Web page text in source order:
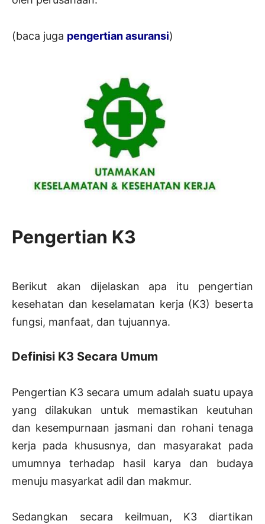
(baca juga pengertian asuransi)
Pengertian K3
Berikut akan dijelaskan apa itu pengertian
kesehatan dan keselamatan kerja (K3) beserta
fungsi, manfaat, dan tujuannya.
Definisi K3 Secara Umum
Pengertian K3 secara umum adalah suatu upaya
yang dilakukan untuk memastikan keutuhan
dan kesempurnaan jasmani dan rohani tenaga
kerja pada khususnya, dan masyarakat pada
umumnya terhadap hasil karya dan budaya
menuju masyarkat adil dan makmur.
Sedangkan secara keilmuan, K3 diartikan